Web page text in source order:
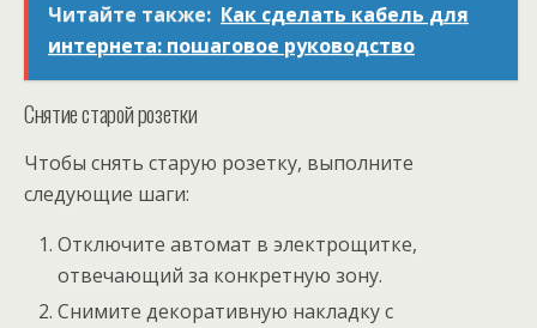
Читайте также: Как сделать кабель для
интернета: пошаговое руководство
Снятие старой розетки
Чтобы снять старую розетку, выполните
следующие шаги:
Отключите автомат в электрощитке,
отвечающий за конкретную зону.
Снимите декоративную накладку с